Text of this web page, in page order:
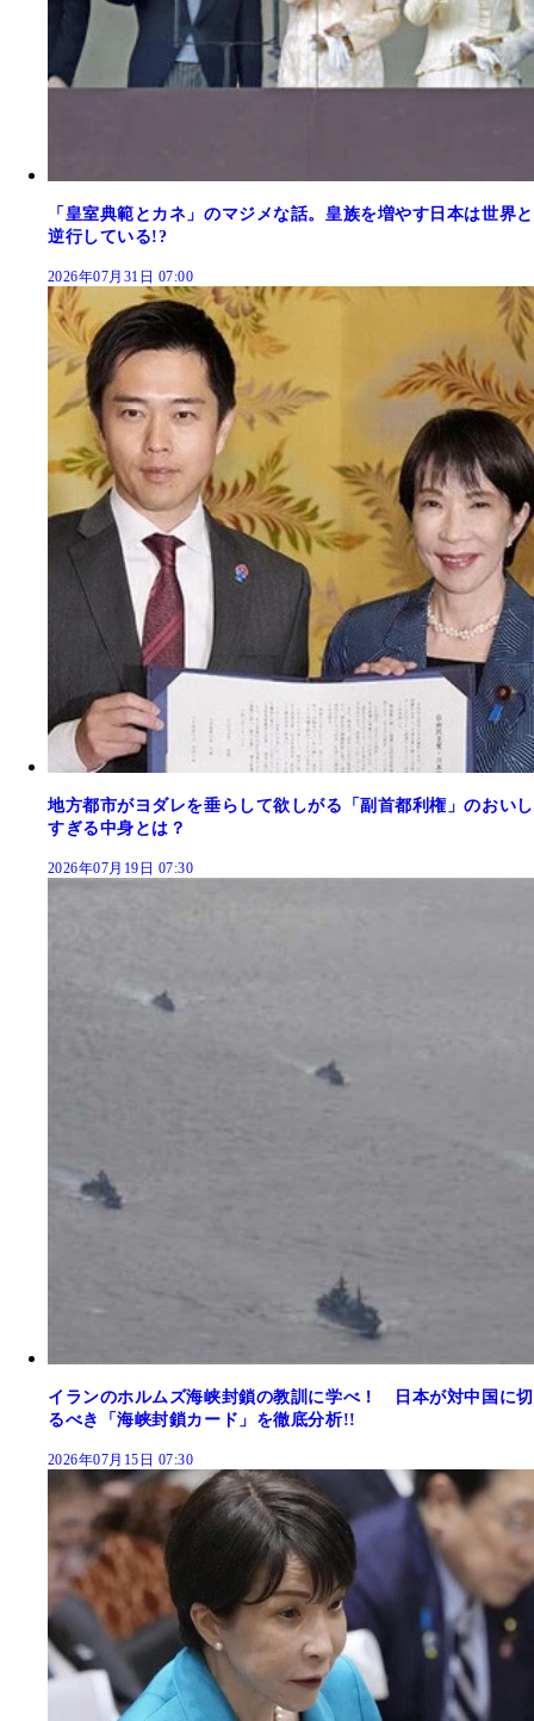
「皇室典範とカネ」のマジメな話。皇族を増やす日本は世界と
逆行している!?
2026年07月31日 07:00
地方都市がヨダレを垂らして欲しがる「副首都利権」のおいし
すぎる中身とは？
2026年07月19日 07:30
イランのホルムズ海峡封鎖の教訓に学べ！ 日本が対中国に切
るべき「海峡封鎖カード」を徹底分析!!
2026年07月15日 07:30